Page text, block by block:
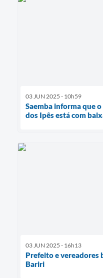
03 JUN 2025 - 10h59
Saemba informa que
dos Ipês está com
03 JUN 2025 - 16h13
Prefeito e vereadores
Bariri